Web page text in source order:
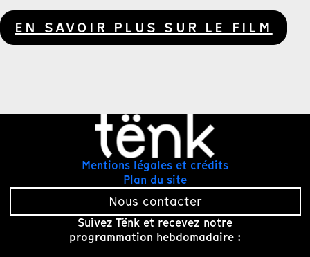
EN SAVOIR PLUS SUR LE FILM
Mentions légales et crédits
Plan du site
Nous contacter
Suivez Tënk et recevez notre
programmation hebdomadaire :